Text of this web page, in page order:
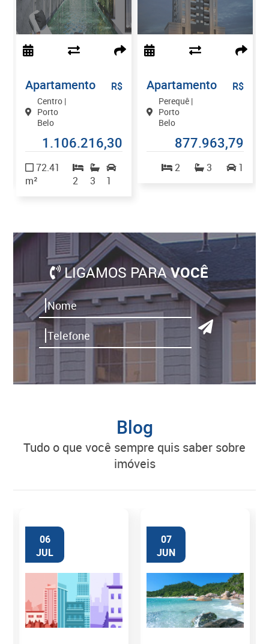
Apartamento
Centro |
Porto
Belo
R$
1.106.216,30
72.41
m²
2 3 1
Apartamento
Perequê |
Porto
Belo
R$
877.963,79
2 3 1
LIGAMOS PARAVOCÊ
Blog
tudo o que você sempre quis saber sobre
imóveis
06
JUL
07
JUN